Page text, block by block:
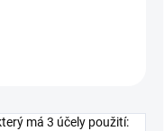
má 3 účely použití: